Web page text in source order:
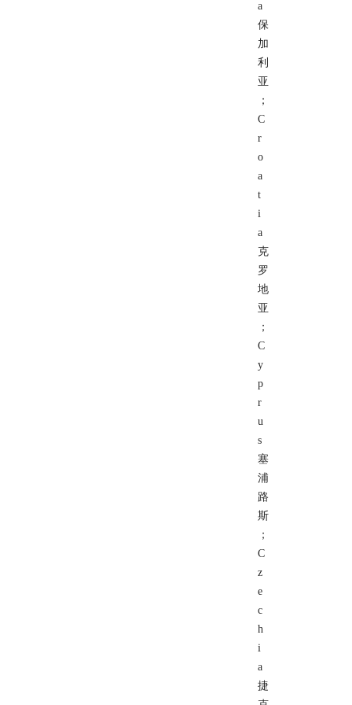
a
保
加
利
亚
；
C
r
o
a
t
i
a
克
罗
地
亚
；
C
y
p
r
u
s
塞
浦
路
斯
；
C
z
e
c
h
i
a
捷